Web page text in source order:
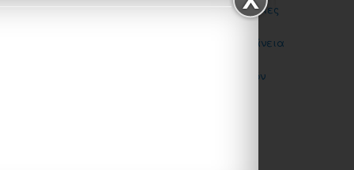
5.29 Σχεδιάζω παράλληλες μεταξύ τους ευθείες
5.30 Διακρίνω το περίγραμμα από την επιφάνεια
5.31 Μετρώ την επιφάνεια, βρίσκω το εμβαδόν